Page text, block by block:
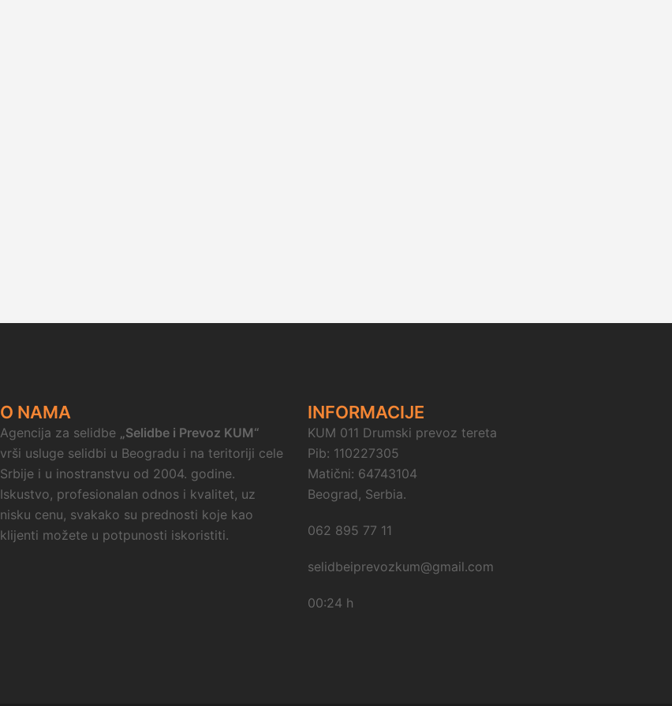
O NAMA
Agencija za selidbe „Selidbe i Prevoz KUM“
vrši usluge selidbi u Beogradu i na teritoriji cele
Srbije i u inostranstvu od 2004. godine.
Iskustvo, profesionalan odnos i kvalitet, uz
nisku cenu, svakako su prednosti koje kao
klijenti možete u potpunosti iskoristiti.
INFORMACIJE
KUM 011 Drumski prevoz tereta
Pib: 110227305
Matični: 64743104
Beograd, Serbia.
062 895 77 11
selidbeiprevozkum@gmail.com
00:24 h